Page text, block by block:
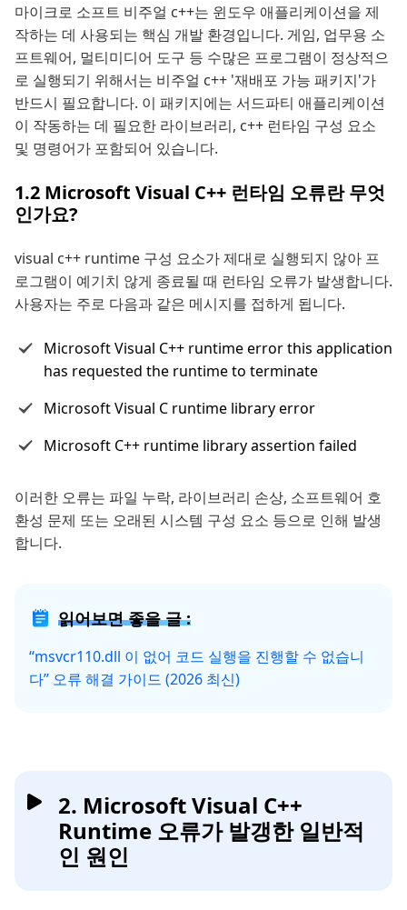
마이크로 소프트 비주얼 c++는 윈도우 애플리케이션을 제
작하는 데 사용되는 핵심 개발 환경입니다. 게임, 업무용 소
프트웨어, 멀티미디어 도구 등 수많은 프로그램이 정상적으
로 실행되기 위해서는 비주얼 c++ '재배포 가능 패키지'가
반드시 필요합니다. 이 패키지에는 서드파티 애플리케이션
이 작동하는 데 필요한 라이브러리, c++ 런타임 구성 요소
및 명령어가 포함되어 있습니다.
1.2 Microsoft Visual C++ 런타임 오류란 무엇
인가요?
visual c++ runtime 구성 요소가 제대로 실행되지 않아 프
로그램이 예기치 않게 종료될 때 런타임 오류가 발생합니다.
사용자는 주로 다음과 같은 메시지를 접하게 됩니다.
Microsoft Visual C++ runtime error this application
has requested the runtime to terminate
Microsoft Visual C runtime library error
Microsoft C++ runtime library assertion failed
이러한 오류는 파일 누락, 라이브러리 손상, 소프트웨어 호
환성 문제 또는 오래된 시스템 구성 요소 등으로 인해 발생
합니다.
읽어보면 좋을 글 :
“msvcr110.dll 이 없어 코드 실행을 진행할 수 없습니
다” 오류 해결 가이드 (2026 최신)
2. Microsoft Visual C++
Runtime 오류가 발갱한 일반적
인 원인